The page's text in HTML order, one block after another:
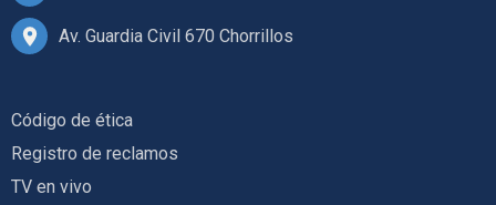
Av. Guardia Civil 670 Chorrillos
Código de ética
Registro de reclamos
TV en vivo